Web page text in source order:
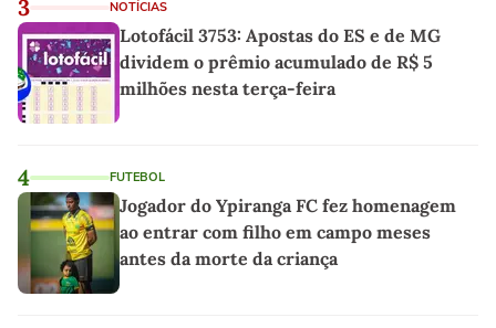
3 NOTÍCIAS
Lotofácil 3753: Apostas do ES e de MG
dividem o prêmio acumulado de R$ 5
milhões nesta terça-feira
4 FUTEBOL
Jogador do Ypiranga FC fez homenagem
ao entrar com filho em campo meses
antes da morte da criança